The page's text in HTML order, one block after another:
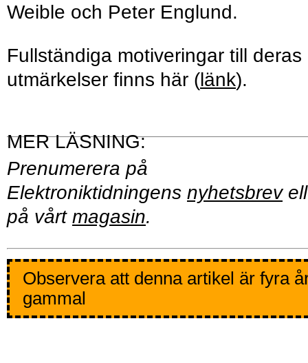
Weible och Peter Englund.
Fullständiga motiveringar till deras
utmärkelser finns här (länk).
Prenumerera på
Elektroniktidningens nyhetsbrev
på vårt magasin.
Observera att denna artikel är fyra
gammal